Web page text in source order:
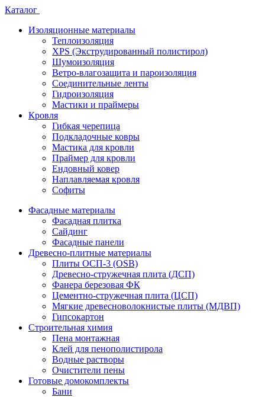
Каталог
Изоляционные материалы
Теплоизоляция
XPS (Экструдированный полистирол)
Шумоизоляция
Ветро-влагозащита и пароизоляция
Соединительные ленты
Гидроизоляция
Мастики и праймеры
Кровля
Гибкая черепица
Подкладочные ковры
Мастика для кровли
Праймер для кровли
Ендовный ковер
Наплавляемая кровля
Софиты
Фасадные материалы
Фасадная плитка
Сайдинг
Фасадные панели
Древесно-плитные материалы
Плиты ОСП-3 (OSB)
Древесно-стружечная плита (ДСП)
Фанера березовая ФК
Цементно-стружечная плита (ЦСП)
Мягкие древесноволокнистые плиты (МДВП)
Гипсокартон
Строительная химия
Пена монтажная
Клей для пенополистирола
Водные растворы
Очистители пены
Готовые домокомплекты
Бани